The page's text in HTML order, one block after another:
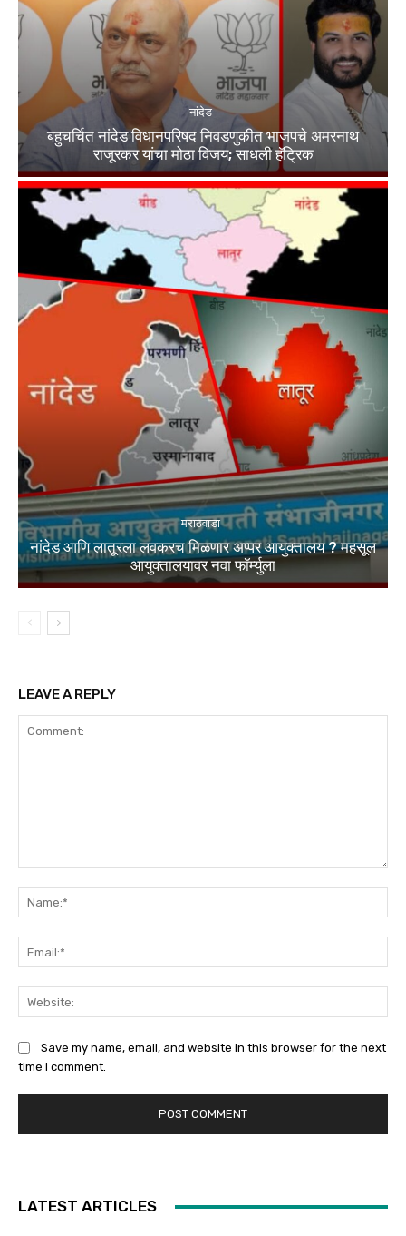
नांदेड
बहुचर्चित नांदेड विधानपरिषद निवडणुकीत भाजपचे अमरनाथ
राजूरकर यांचा मोठा विजय; साधली हॅट्रिक
मराठवाडा
नांदेड आणि लातूरला लवकरच मिळणार अप्पर आयुक्तालय ? महसूल
आयुक्तालयावर नवा फॉर्म्युला
LEAVE A REPLY
Save my name, email, and website in this browser for the next
time I comment.
LATEST ARTICLES